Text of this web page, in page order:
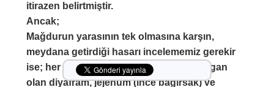
itirazen belirtmiştir.
Ancak;
Mağdurun yarasının tek olmasına karşın,
meydana getirdiği hasarı incelememiz gerekir
ise; her biri hayati öneme haiz üç ayrı organ
olan diyafram, jejenum (ince bağırsak) ve